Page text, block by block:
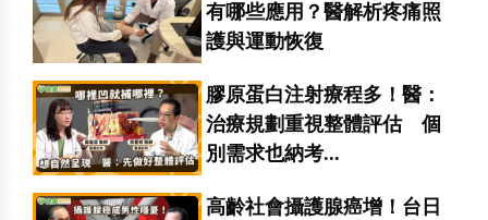
有哪些應用？醫解析疼痛照
護與運動恢復
膠原蛋白注射療程多！醫：
治療規劃重視整體評估 個
別需求也納考...
高齡社會攝護腺癌增！台日